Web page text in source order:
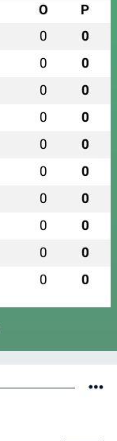
O P
0 0
0 0
0 0
0 0
0 0
0 0
0 0
0 0
0 0
0 0